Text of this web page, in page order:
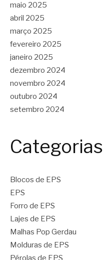
maio 2025
abril 2025
março 2025
fevereiro 2025
janeiro 2025
dezembro 2024
novembro 2024
outubro 2024
setembro 2024
Categorias
Blocos de EPS
EPS
Forro de EPS
Lajes de EPS
Malhas Pop Gerdau
Molduras de EPS
Pérolas de EPS